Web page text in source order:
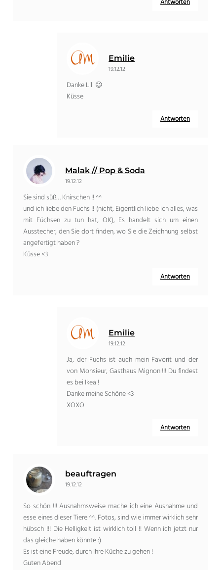
Antworten
Emilie
19.12.12
Danke Lili 😉
Küsse
Antworten
Malak // Pop & Soda
19.12.12
Sie sind süß… Knirschen !! ^^
und ich liebe den Fuchs !! (nicht, Eigentlich liebe ich alles, was
mit Füchsen zu tun hat, OK), Es handelt sich um einen
Ausstecher, den Sie dort finden, wo Sie die Zeichnung selbst
angefertigt haben ?
Küsse <3
Antworten
Emilie
19.12.12
Ja, der Fuchs ist auch mein Favorit und der
von Monsieur, Gasthaus Mignon !!! Du findest
es bei Ikea !
Danke meine Schöne <3
XOXO
Antworten
beauftragen
19.12.12
So schön !!! Ausnahmsweise mache ich eine Ausnahme und
esse eines dieser Tiere ^^. Fotos, sind wie immer wirklich sehr
hübsch !!! Die Helligkeit ist wirklich toll !! Wenn ich jetzt nur
das gleiche haben könnte :)
Es ist eine Freude, durch Ihre Küche zu gehen !
Guten Abend